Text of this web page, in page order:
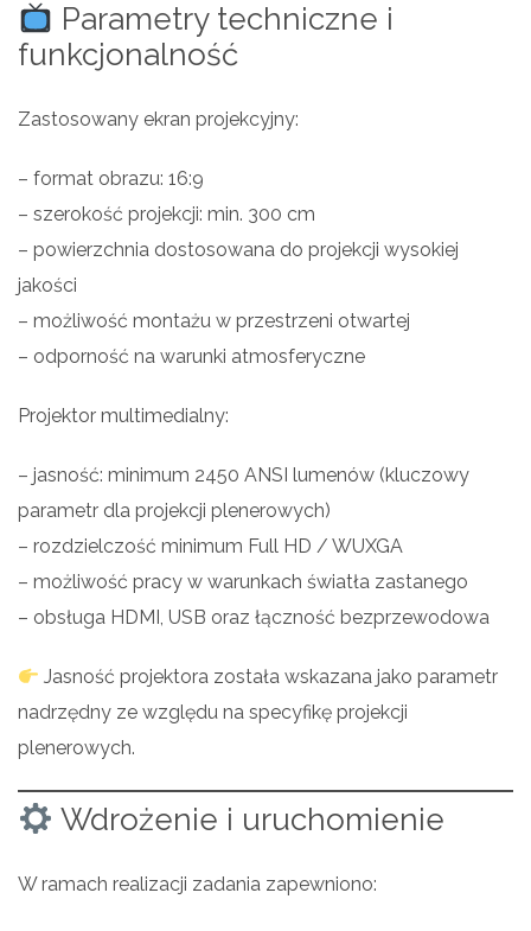
Parametry techniczne i
funkcjonalność
Zastosowany ekran projekcyjny:
– format obrazu: 16:9
– szerokość projekcji: min. 300 cm
– powierzchnia dostosowana do projekcji wysokiej
jakości
– możliwość montażu w przestrzeni otwartej
– odporność na warunki atmosferyczne
Projektor multimedialny:
– jasność: minimum 2450 ANSI lumenów (kluczowy
parametr dla projekcji plenerowych)
– rozdzielczość minimum Full HD / WUXGA
– możliwość pracy w warunkach światła zastanego
– obsługa HDMI, USB oraz łączność bezprzewodowa
Jasność projektora została wskazana jako parametr
nadrzędny ze względu na specyfikę projekcji
plenerowych.
Wdrożenie i uruchomienie
W ramach realizacji zadania zapewniono: